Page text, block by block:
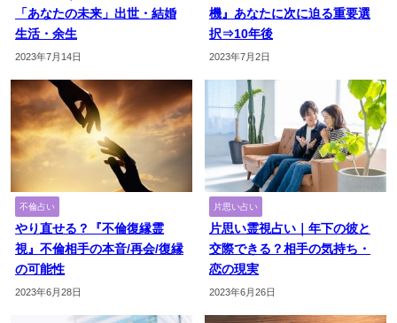
「あなたの未来」出世・結婚
生活・余生
2023年7月14日
機』あなたに次に迫る重要選
択⇒10年後
2023年7月2日
不倫占い
やり直せる？『不倫復縁霊
視』不倫相手の本音/再会/復縁
の可能性
2023年6月28日
片思い占い
片思い霊視占い｜年下の彼と
交際できる？相手の気持ち・
恋の現実
2023年6月26日